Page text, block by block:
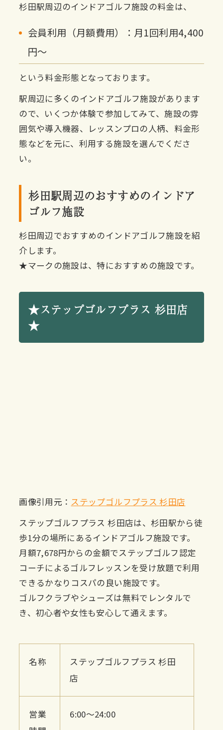
杉田駅周辺のインドアゴルフ施設の料金は、
会員利用（月額費用）：月1回利用4,400
円〜
という料金形態となっております。
駅周辺に多くのインドアゴルフ施設があります
ので、いくつか体験で参加してみて、施設の雰
囲気や導入機器、レッスンプロの人柄、料金形
態などを元に、利用する施設を選んでくださ
い。
杉田駅周辺のおすすめのインドア
ゴルフ施設
杉田周辺でおすすめのインドアゴルフ施設を紹
介します。
★マークの施設は、特におすすめの施設です。
★ステップゴルフプラス 杉田店
★
画像引用元： ステップゴルフプラス 杉田店
ステップゴルフプラス 杉田店は、杉田駅から徒
歩1分の場所にあるインドアゴルフ施設です。
月額7,678円からの金額でステップゴルフ認定
コーチによるゴルフレッスンを受け放題で利用
できるかなりコスパの良い施設です。
ゴルフクラブやシューズは無料でレンタルで
き、初心者や女性も安心して通えます。
名称
ステップゴルフプラス 杉田
店
営業
6:00〜24:00